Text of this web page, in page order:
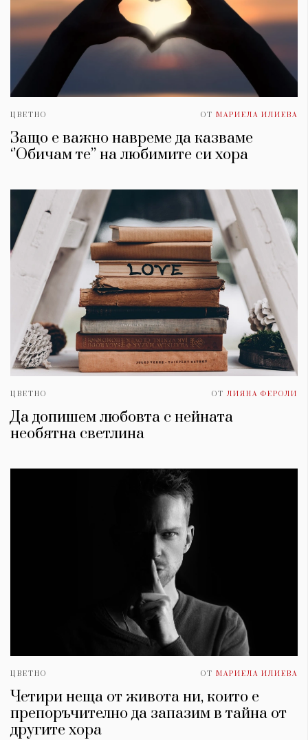
ЦВЕТНО ОТ МАРИЕЛА ИЛИЕВА
Защо е важно навреме да казваме
‘’Обичам те’’ на любимите си хора
ЦВЕТНО ОТ ЛИЯНА ФЕРОЛИ
Да допишем любовта с нейната
необятна светлина
ЦВЕТНО ОТ МАРИЕЛА ИЛИЕВА
Четири неща от живота ни, които е
препоръчително да запазим в тайна от
другите хора